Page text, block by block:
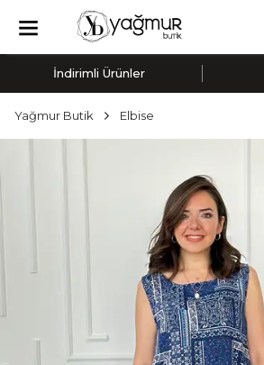
İndirimli Ürünler
Yağmur Butik Elbise